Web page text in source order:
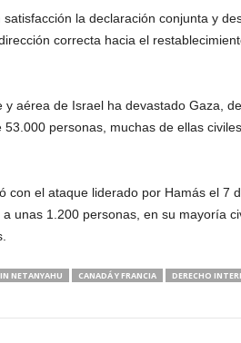
satisfacción la declaración conjunta y
correcta hacia el
y aérea de Israel ha devastado Gaza,
53.000 personas, muchas de ellas
con el ataque liderado por Hamás el 7
unas 1.200 personas, en su mayoría
NETANYAHU CANADÁ Y FRANCIA DERECHO